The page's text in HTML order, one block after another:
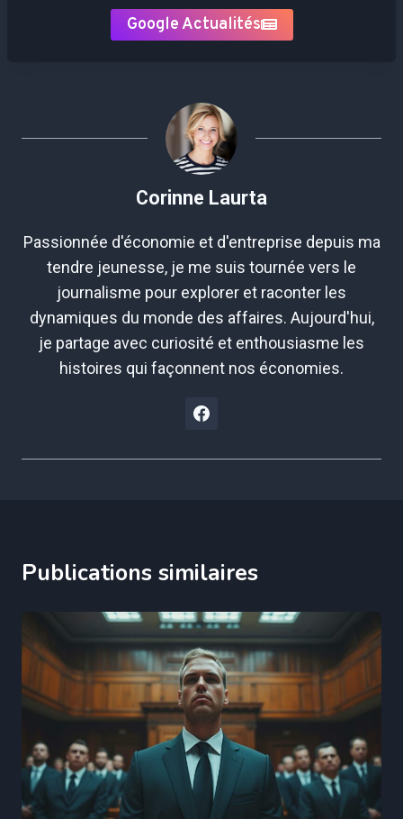
Google Actualités
Corinne Laurta
Passionnée d'économie et d'entreprise depuis ma
tendre jeunesse, je me suis tournée vers le
journalisme pour explorer et raconter les
dynamiques du monde des affaires. Aujourd'hui,
je partage avec curiosité et enthousiasme les
histoires qui façonnent nos économies.
Publications similaires